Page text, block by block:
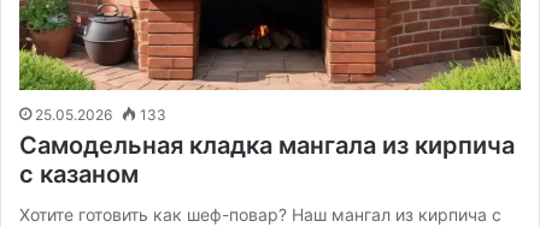
25.05.2026 133
Самодельная кладка мангала из кирпича
с казаном
Хотите готовить как шеф-повар? Наш мангал из кирпича с